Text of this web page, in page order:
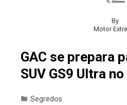
By
Motor
GAC se prepara
SUV GS9 Ultra
Segredos